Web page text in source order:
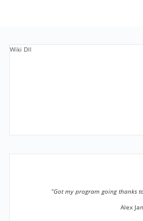
Wiki Dll
”Got my program going thanks
Alex